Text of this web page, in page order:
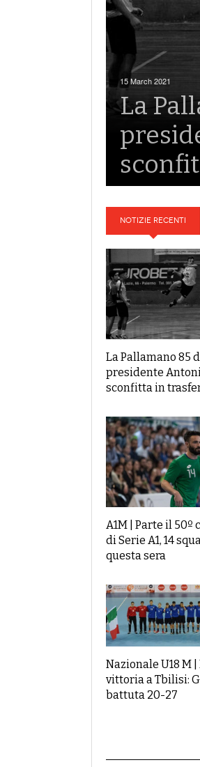
7 October 2018
A1M |
NOTIZIE RECENTI
La Pallamano 85
presidente
A1M | Parte il 50º
di Serie A1, 14
Nazionale U18 M |
vittoria a Tbilisi: